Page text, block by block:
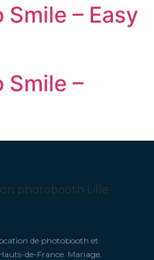
Smile – Easy
Smile –
de photobooth et
de-France. Mariage,